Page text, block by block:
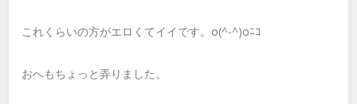
これくらいの方がエロくてイイです。o(^-^)oﾆｺ
おへもちょっと弄りました。